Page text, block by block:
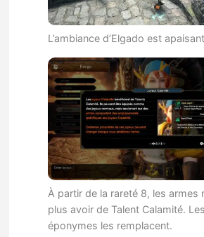
L’ambiance d’Elgado est
À partir de la rareté 8, les armes
plus avoir de Talent Calamité.
éponymes les remplacent.